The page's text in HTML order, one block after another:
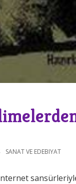
SANAT VE EDEBIYAT